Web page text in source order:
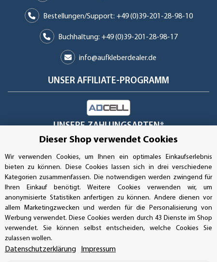
Bestellungen/Support: +49 (0)39-201-28-98-10
Buchhaltung: +49 (0)39-201-28-98-17
info@aufkleberdealer.de
UNSER AFFILIATE-PROGRAMM
UNSERE ZAHLUNGSARTEN*
SSL-Verschlüsselung
UNSER VERSANDDIENSTLEISTER
Dieser Shop verwendet Cookies
Wir verwenden Cookies, um Ihnen ein optimales Einkaufserlebnis
bieten zu können. Diese Cookies lassen sich in drei verschiedene
Kategorien zusammenfassen. Die notwendigen werden zwingend für
Ihren Einkauf benötigt. Weitere Cookies verwenden wir, um
anonymisierte Statistiken anfertigen zu können. Andere dienen vor
allem Marketingzwecken und werden für die Personalisierung von
Werbung verwendet. Diese Cookies werden durch 43 Dienste im Shop
verwendet. Sie können selbst entscheiden, welche Cookies Sie
zulassen wollen.
Datenschutzerklärung Impressum